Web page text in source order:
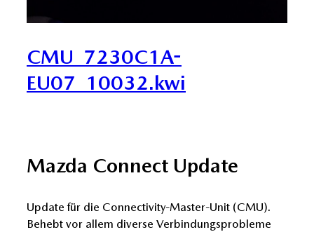
CMU_7230C1A-
EU07_10032.kwi
Mazda Connect Update
Update für die Connectivity-Master-Unit (CMU).
Behebt vor allem diverse Verbindungsprobleme